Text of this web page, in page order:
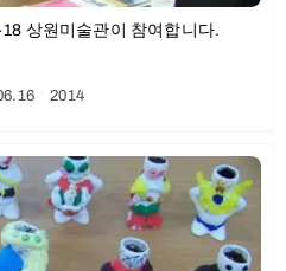
상원미술관이 참여합니다.
ㆍ2014